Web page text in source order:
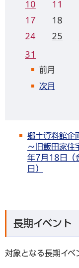
10 11
17
18
24
25
31
前月
次月
郷土資料館企
～旧飯田家
年7月18日（
日）
長期イベント
対象となる長期イベ